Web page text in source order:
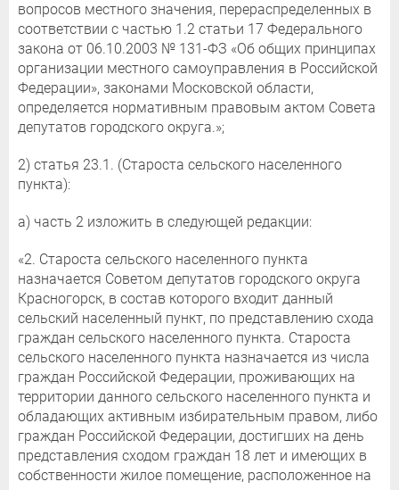
вопросов местного значения, перераспределенных в
соответствии с частью 1.2 статьи 17 Федерального
закона от 06.10.2003 № 131-ФЗ «Об общих принципах
организации местного самоуправления в Российской
Федерации», законами Московской области,
определяется нормативным правовым актом Совета
депутатов городского округа.»;
2) статья 23.1. (Староста сельского населенного
пункта):
а) часть 2 изложить в следующей редакции:
«2. Староста сельского населенного пункта
назначается Советом депутатов городского округа
Красногорск, в состав которого входит данный
сельский населенный пункт, по представлению схода
граждан сельского населенного пункта. Староста
сельского населенного пункта назначается из числа
граждан Российской Федерации, проживающих на
территории данного сельского населенного пункта и
обладающих активным избирательным правом, либо
граждан Российской Федерации, достигших на день
представления сходом граждан 18 лет и имеющих в
собственности жилое помещение, расположенное на